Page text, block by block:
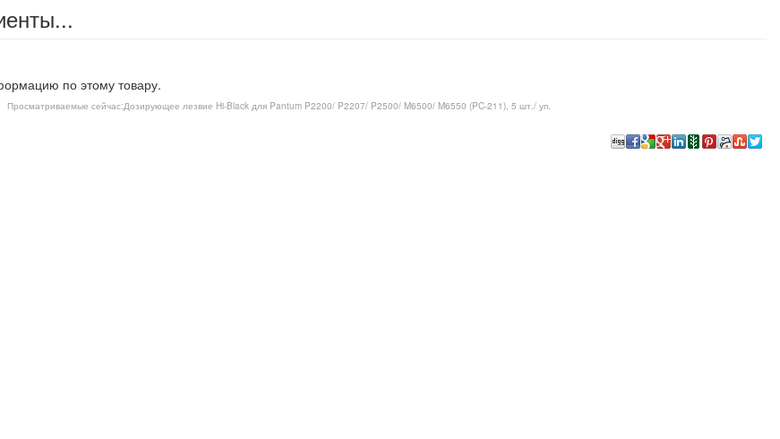
по этому товару.
Просматриваемые сейчас:Дозирующее лезвие Hi-Black для Pantum P2200/ P2207/ P2500/ M6500/ M6550 (PC-211), 5 шт./ уп.